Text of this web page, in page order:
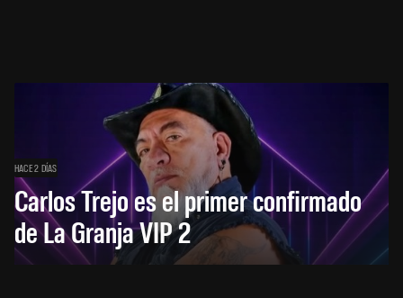
HACE 2 DÍAS
Carlos Trejo es el primer confirmado
de La Granja VIP 2